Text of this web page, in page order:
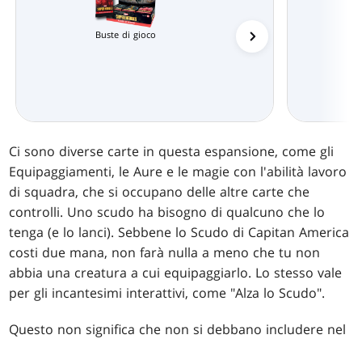
Buste di gioco
Ci sono diverse carte in questa espansione, come gli
Equipaggiamenti, le Aure e le magie con l'abilità lavoro
di squadra, che si occupano delle altre carte che
controlli. Uno scudo ha bisogno di qualcuno che lo
tenga (e lo lanci). Sebbene lo Scudo di Capitan America
costi due mana, non farà nulla a meno che tu non
abbia una creatura a cui equipaggiarlo. Lo stesso vale
per gli incantesimi interattivi, come "Alza lo Scudo".
Questo non significa che non si debbano includere nel